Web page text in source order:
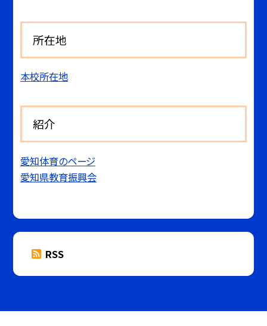
所在地
本校所在地
紹介
愛知体育のページ
愛知県教育振興会
RSS